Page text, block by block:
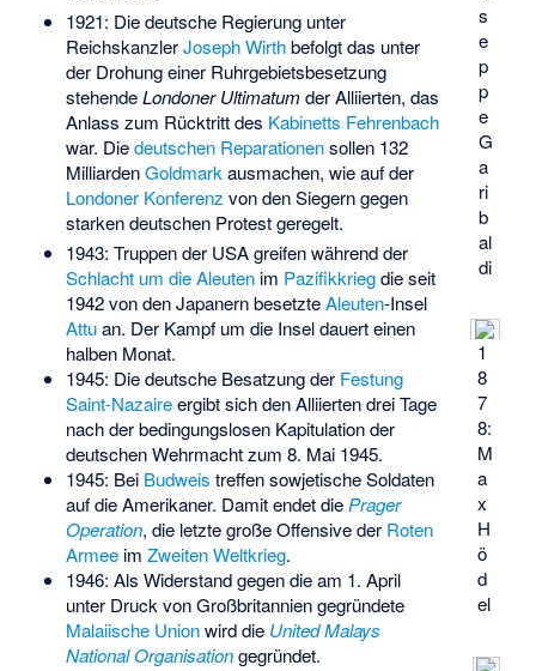
s
e
p
p
e
G
a
ri
b
al
di
1
8
7
8:
M
a
x
H
ö
d
el
1921: Die deutsche Regierung unter
ReichskanzlerJoseph Wirthbefolgt das unter
der Drohung einer Ruhrgebietsbesetzung
stehendeLondoner Ultimatum der Alliierten, das
Anlass zum Rücktritt des Kabinetts Fehrenbach
war. Diedeutschen Reparationensollen 132
MilliardenGoldmark ausmachen, wie auf der
Londoner Konferenz von den Siegern gegen
starken deutschen Protest geregelt.
1943: Truppen der USA greifen während der
Schlacht um die Aleutenim Pazifikkriegdie seit
1942 von den Japanern besetzteAleuten-Insel
Attuan. Der Kampf um die Insel dauert einen
halben Monat.
1945: Die deutsche Besatzung der Festung
Saint-Nazaireergibt sich den Alliierten drei Tage
nach der bedingungslosen Kapitulation der
deutschen Wehrmacht zum 8. Mai 1945.
1945: Bei Budweis treffen sowjetische Soldaten
auf die Amerikaner. Damit endet die Prager
Operation, die letzte große Offensive der Roten
Armeeim Zweiten Weltkrieg.
1946: Als Widerstand gegen die am 1. April
unter Druck von Großbritannien gegründete
Malaiische Unionwird die United Malays
National Organisationgegründet.